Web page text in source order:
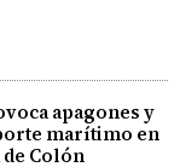
apagones y
marítimo en
Colón